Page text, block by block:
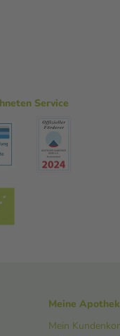
Service
Meine
Mein